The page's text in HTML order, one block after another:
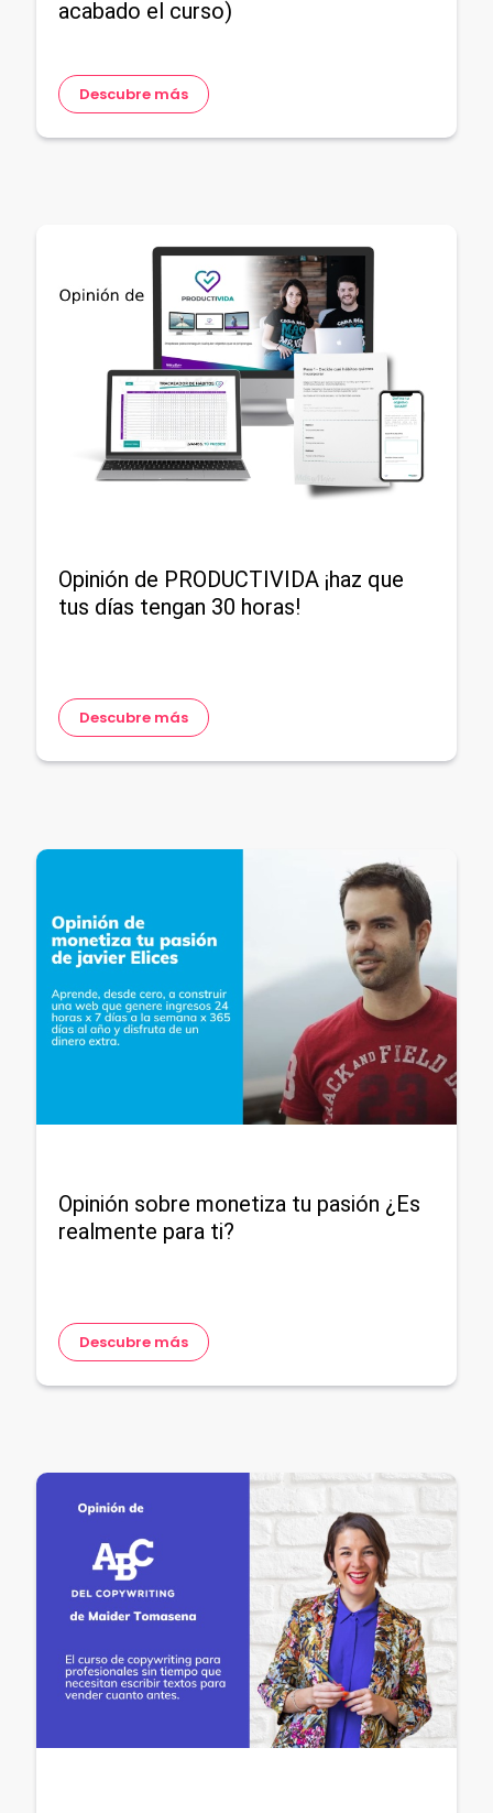
acabado el curso)
Descubre más
Opinión de PRODUCTIVIDA ¡haz que
tus días tengan 30 horas!
Descubre más
Opinión sobre monetiza tu pasión ¿Es
realmente para ti?
Descubre más